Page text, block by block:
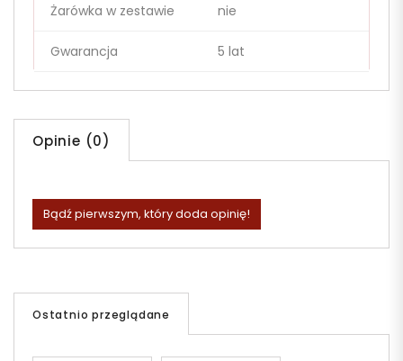
Żarówka w zestawie nie
Gwarancja 5 lat
Opinie (0)
Bądź pierwszym, który doda opinię!
Ostatnio przeglądane